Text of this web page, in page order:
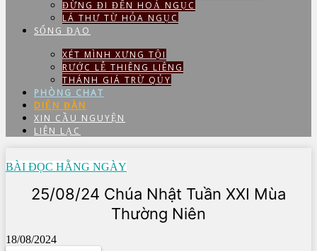
ĐỪNG ĐI ĐẾN HOẢ NGỤC
LÁ THƯ TỪ HỎA NGỤC
SỐNG ĐẠO
XÉT MÌNH XƯNG TỘI
RƯỚC LỄ THIÊNG LIÊNG
THÁNH GIÁ TRỪ QỦY
PHÒNG CHAT
DIỄN ĐÀN
XIN CẦU NGUYỆN
LIÊN LẠC
BÀI ĐỌC HẰNG NGÀY
25/08/24 Chúa Nhật Tuần XXI Mùa
Thường Niên
18/08/2024